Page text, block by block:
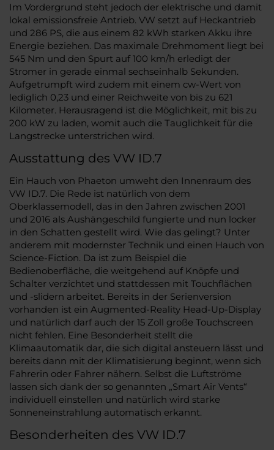
Im Vordergrund steht jedoch der elektrische und damit
lokal emissionsfreie Antrieb. VW setzt auf Heckantrieb
und 286 PS, die aus einem 82 kWh starken Akku ihre
Energie beziehen. Das maximale Drehmoment liegt bei
545 Nm und den Spurt auf 100 km/h erledigt der
Stromer in gerade einmal sechseinhalb Sekunden.
Aufgetrumpft wird zudem mit einem cw-Wert von
lediglich 0,23 und einer Reichweite von bis zu 621
Kilometer. Herausragend ist die Möglichkeit, mit bis zu
200 kW zu laden, womit auch die Tauglichkeit für die
Langstrecke unterstrichen wird.
Ausstattung des VW ID.7
Ein Hauch von Phaeton umweht den Innenraum des
VW ID.7. Die Rede ist natürlich von dem
Oberklassemodell, das in den Jahren zwischen 2001
und 2016 als Aushängeschild fungierte und nun locker
in den Schatten gestellt wird. Wie das gelingt? Unter
anderem mit modernster Technik und einen Hauch von
Science-Fiction. Da ist zum Beispiel die
Bedienoberfläche, die weitgehend auf Knöpfe und
Schalter verzichtet und stattdessen mit Touchflächen
und -slidern arbeitet. Bereits in der Serienversion
vorhanden ist ein Augmented-Reality Head-Up-Display
und natürlich darf auch der 15 Zoll große Touchscreen
nicht fehlen. Eine Besonderheit stellt die
Klimaautomatik dar, die sich digital ansteuern lässt und
bereits dann mit der Klimatisierung beginnt, wenn sich
Fahrerin oder Fahrer nähern. Selbst die Luftströme
lassen sich dank der so genannten „Smart Air Vents“
individuell einstellen und natürlich wird starke
Sonneneinstrahlung automatisch erkannt.
Besonderheiten des VW ID.7